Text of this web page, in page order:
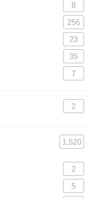
8
256
23
35
7
2
1,520
2
5